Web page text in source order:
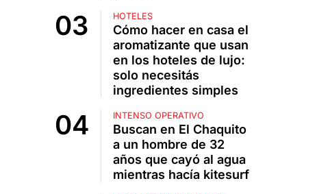
HOTELES
Cómo hacer en casa el
aromatizante que usan
en los hoteles de lujo:
solo necesitás
ingredientes simples
INTENSO OPERATIVO
Buscan en El Chaquito
a un hombre de 32
años que cayó al agua
mientras hacía kitesurf